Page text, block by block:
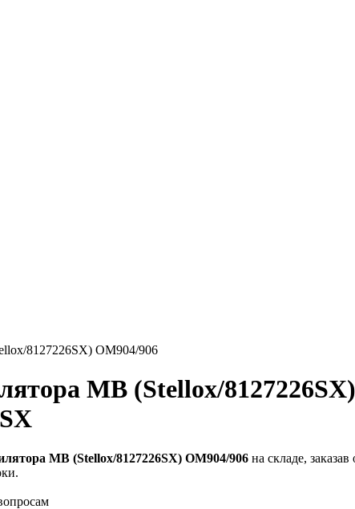
8127226SX) OM904/906
MB (Stellox/
MB (Stellox/8127226SX) OM904/906 на складе,